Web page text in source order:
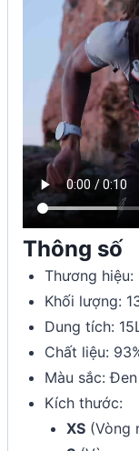
Thông số
Thương
Khối lượng:
Dung tích:
Chất liệu:
Màu sắc: Đen
Kích thước:
XS (Vòng